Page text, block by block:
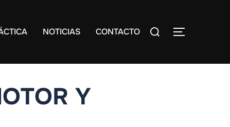
NOTICIAS CONTACTO
Search
for:
TOGGLE
Y